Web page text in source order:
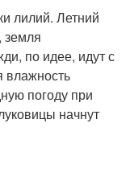
лилий. Летний
земля
по идее, идут с
влажность
погоду при
начнут